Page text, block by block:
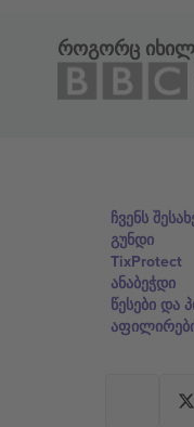
როგორც
ჩვენს
გუნდი
TixProtect
ანაბეჭდი
წესები და